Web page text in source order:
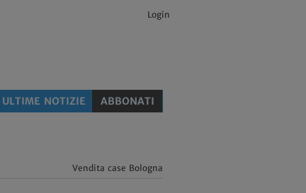
Login
ULTIME NOTIZIE ABBONATI
Vendita case Bologna